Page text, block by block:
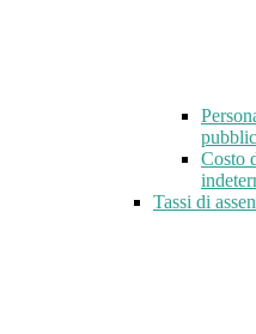
Costo
Tassi di